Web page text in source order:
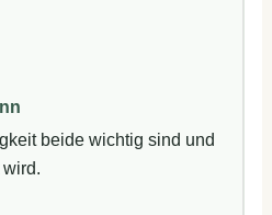
beide wichtig sind und